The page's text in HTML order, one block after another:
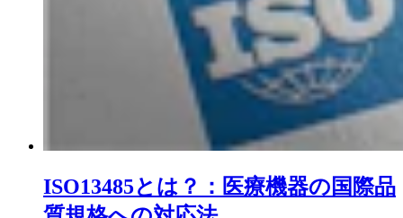
ISO13485とは？：医療機器の国際品